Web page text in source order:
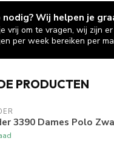
nodig? Wij helpen je
vrij om te vragen, wij zijn
per week bereiken per
PRODUCTEN
3390 Dames Polo